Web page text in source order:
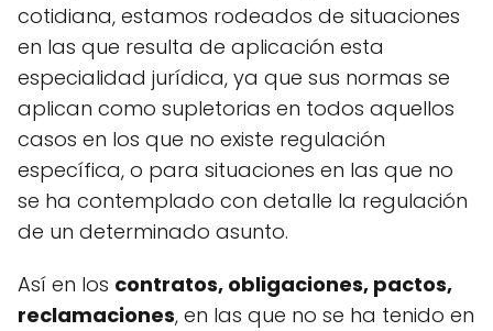
cotidiana, estamos rodeados de situaciones
en las que resulta de aplicación esta
especialidad jurídica, ya que sus normas se
aplican como supletorias en todos aquellos
casos en los que no existe regulación
específica, o para situaciones en las que no
se ha contemplado con detalle la regulación
de un determinado asunto.
Así en los contratos, obligaciones, pactos,
reclamaciones, en las que no se ha tenido en